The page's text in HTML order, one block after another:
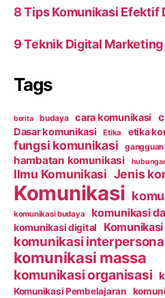
8 Tips Komunikasi Efektif
9 Teknik Digital
Tags
berita budaya cara komunikasi
Dasar komunikasi Etika etika
fungsi komunikasi
hambatan komunikasi
Ilmu Komunikasi Jenis
Komunikasi
komunikasi budaya komunikasi
komunikasi digital
komunikasi
komunikasi massa
komunikasi organisasi
Komunikasi Pembelajaran